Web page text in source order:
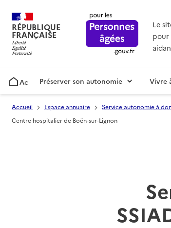
RÉPUBLIQUE
FRANÇAISE
Le
pour
AccueilPréserver son autonomie Vivre
Accueil Espace annuaire Service autonomie à
Centre hospitalier de Boën-sur-Lignon